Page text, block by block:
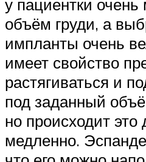
у пациентки очень
объём груди, а
импланты очень
имеет свойство
растягиваться и
под заданный
но происходит это
медленно.